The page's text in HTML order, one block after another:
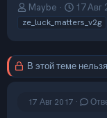
А
в
т
р
т
ы
Maybe
Д
а
т
н
а
л
17 Авг
ze_luck_matters_v2g
В этой теме
17 Авг 2017